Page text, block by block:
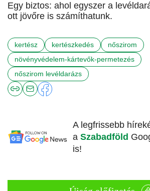
Egy biztos: ahol egyszer a
ott jövőre is számíthatunk.
kertész kertészkedés
nőszirom
növényvédelem-kártevők-permetezés
nőszirom levéldarázs
A legfrissebb
a Szabadföld
is!